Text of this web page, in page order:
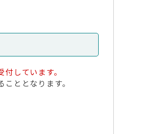
しています。
ととなります。